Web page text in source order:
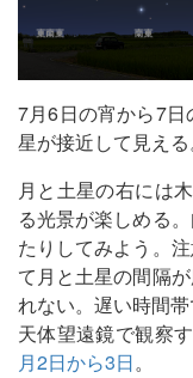
7月6日の宵から7
星が接近して見える
月と土星の右には
る光景が楽しめる
たりしてみよう。
て月と土星の間隔
れない。遅い時間帯
天体望遠鏡で観察
月2日から3日。